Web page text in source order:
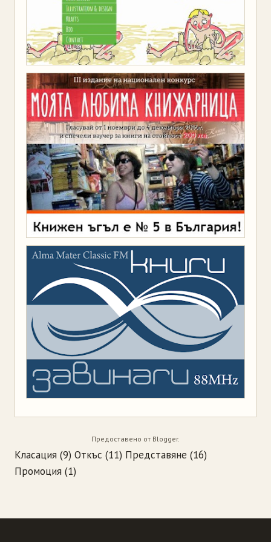
Предоставено от Blogger.
Класация (9) Откъс (11) Представяне (16)
Промоция (1)